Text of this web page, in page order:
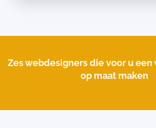
Zes webdesigners die voor u
op maat maken